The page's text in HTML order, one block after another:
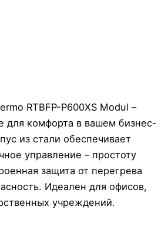
RTBFP-P600XS Modul –
для комфорта в вашем бизнес-
из стали обеспечивает
управление – простоту
защита от перегрева
Идеален для офисов,
учреждений.